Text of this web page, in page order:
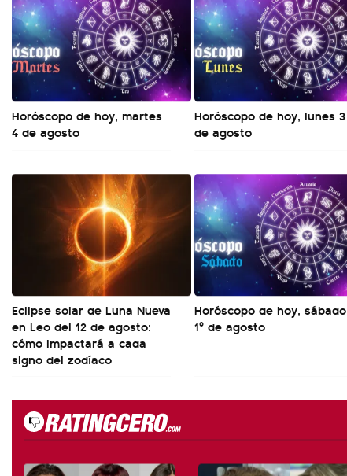
Horóscopo de hoy, martes
4 de agosto
Horóscopo de hoy, lunes 3
de agosto
Eclipse solar de Luna Nueva
en Leo del 12 de agosto:
cómo impactará a cada
signo del zodíaco
Horóscopo de hoy, sábado
1º de agosto